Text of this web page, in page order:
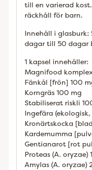
till en varierad
räckhåll för barn.
Innehåll i glasburk:
dagar till 50 dagar
1 kapsel innehåller:
Magnifood
Fänkål [frön] 100
Korngräs 100 mg
Stabiliserat riskli
Ingefära (ekologisk,
Kronärtskocka
Kardemumma
Gentianarot [rot
Proteas (A. oryzae)
Amylas (A. oryzae)